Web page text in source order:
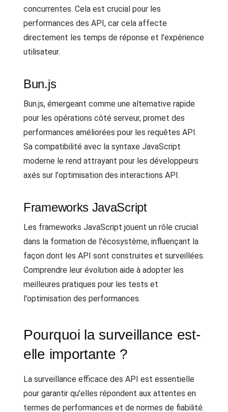
concurrentes. Cela est crucial pour les
performances des API, car cela affecte
directement les temps de réponse et l'expérience
utilisateur.
Bun.js
Bun.js, émergeant comme une alternative rapide
pour les opérations côté serveur, promet des
performances améliorées pour les requêtes API.
Sa compatibilité avec la syntaxe JavaScript
moderne le rend attrayant pour les développeurs
axés sur l'optimisation des interactions API.
Frameworks JavaScript
Les frameworks JavaScript jouent un rôle crucial
dans la formation de l'écosystème, influençant la
façon dont les API sont construites et surveillées.
Comprendre leur évolution aide à adopter les
meilleures pratiques pour les tests et
l'optimisation des performances.
Pourquoi la surveillance est-
elle importante ?
La surveillance efficace des API est essentielle
pour garantir qu'elles répondent aux attentes en
termes de performances et de normes de fiabilité.